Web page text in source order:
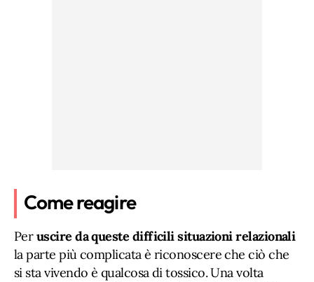
Come reagire
Peruscire da queste difficili situazioni relazionali
la parte più complicata è riconoscere che ciò che
si sta vivendo è qualcosa di tossico. Una volta